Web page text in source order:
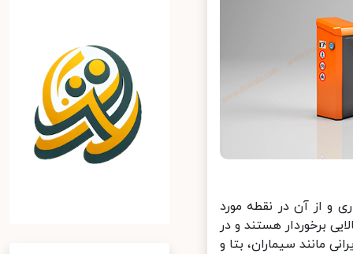
و از آن در نقطه مورد
برخوردار هستند و در
سیماران، بتا و